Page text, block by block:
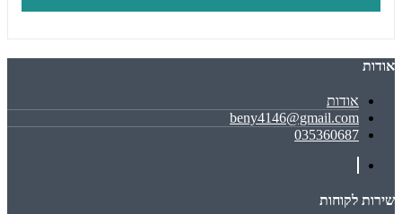
אודות
אודות
beny4146@gmail.com
035360687
שירות לקוחות